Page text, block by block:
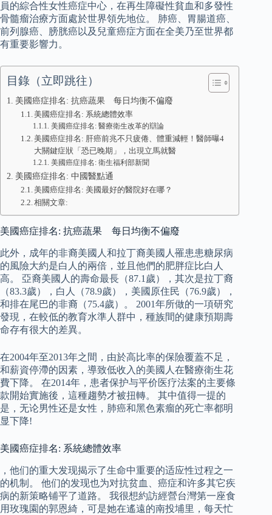
員的綜合性女性癌症中心，在再生障礙性貧血和多發性
骨髓瘤治療方面處於世界領先地位。 肺癌、胃腸道癌、
前列腺癌、膀胱癌以及兒童癌症方面在全美乃至世界都
有重要影響力。
目錄（立即跳往）
美國癌症排名: 抗癌蔬果 每日均衡不偏廢
美國癌症排名: 系統總體效率
美國癌症排名: 醫療衛生改革的辯論
美國癌症排名: 肝癌前兆不只疲倦、體重減輕！醫師曝4
大關鍵症狀「恐已晚期」，出現立馬就醫
美國癌症排名: 衛生福利部新聞
美國癌症排名: 中國醫點通
美國癌症排名: 美國最好的醫院好在哪？
相關文章:
美國癌症排名: 抗癌蔬果 每日均衡不偏廢
此外，成年的非裔美國人和拉丁裔美國人罹患患糖尿病
的風險大約是白人的兩倍，並且他們的肥胖症比白人
高。 亞裔美國人的壽命最長（87.1歲），其次是拉丁裔
（83.3歲），白人（78.9歲），美國原住民（76.9歲），
和排在尾巴的非裔（75.4歲）。 2001年所做的一項研究
發現，在較低的教育水準人群中，種族間的健康預期壽
命存有很大的差異。
在2004年至2013年之間，由於高比率的保險覆蓋不足，
和薪資停滯的因素，導致低收入的美國人在醫療衛生花
費下降。 在2014年，患者保护与平价医疗法案的主要條
款開始實施後，這種趨勢才被扭轉。 其中值得一提的
是，无论男性还是女性，肺癌和黑色素瘤的死亡率都明
显下降!
美國癌症排名: 系統總體效率
，他们的重大发现揭示了生命中重要的适应性过程之一
的机制。 他们的发现也为对抗贫血、癌症和许多其它疾
病的新策略铺平了道路。 我很想約訪經營台灣第一座食
用玫瑰園的郭恩綺，可是她在遙遠的南投埔里，每天忙